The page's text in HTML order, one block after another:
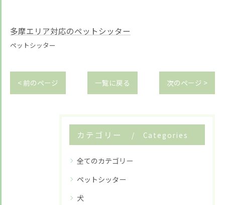
多摩エリア対応のペットシッター
ペットシッター
< 前のページ 一覧に戻る 次のページ >
カテゴリー Categories
全てのカテゴリー
ペットシッター
犬